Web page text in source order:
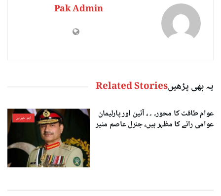
Pak Admin
یہ بھی پڑھیںRelated Stories
اہم خبریں
عوام طاقت کا محور۔ ۔ ، آئین اور پارلیمان
عوامی رائے کا مظہر ہیں، جنرل عاصم منیر